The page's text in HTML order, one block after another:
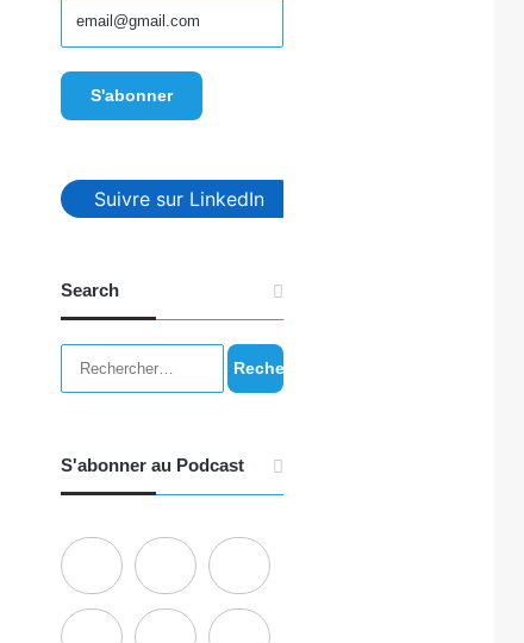
Suivre sur LinkedIn
Search
Rechercher :
S'abonner au Podcast